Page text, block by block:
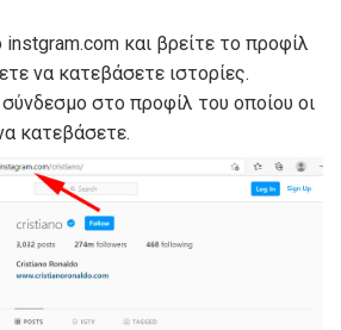
και βρείτε το προφίλ
να κατεβάσετε ιστορίες.
στο προφίλ του οποίου οι
κατεβάσετε.